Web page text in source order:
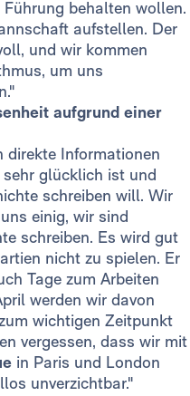
behalten wollen.
aufstellen. Der
und wir kommen
um uns
aufgrund einer
direkte Informationen
sehr glücklich ist und
schreiben will. Wir
einig, wir sind
schreiben. Es wird gut
nicht zu spielen. Er
Tage zum Arbeiten
werden wir davon
wichtigen Zeitpunkt
vergessen, dass wir mit
in Paris und London
unverzichtbar."